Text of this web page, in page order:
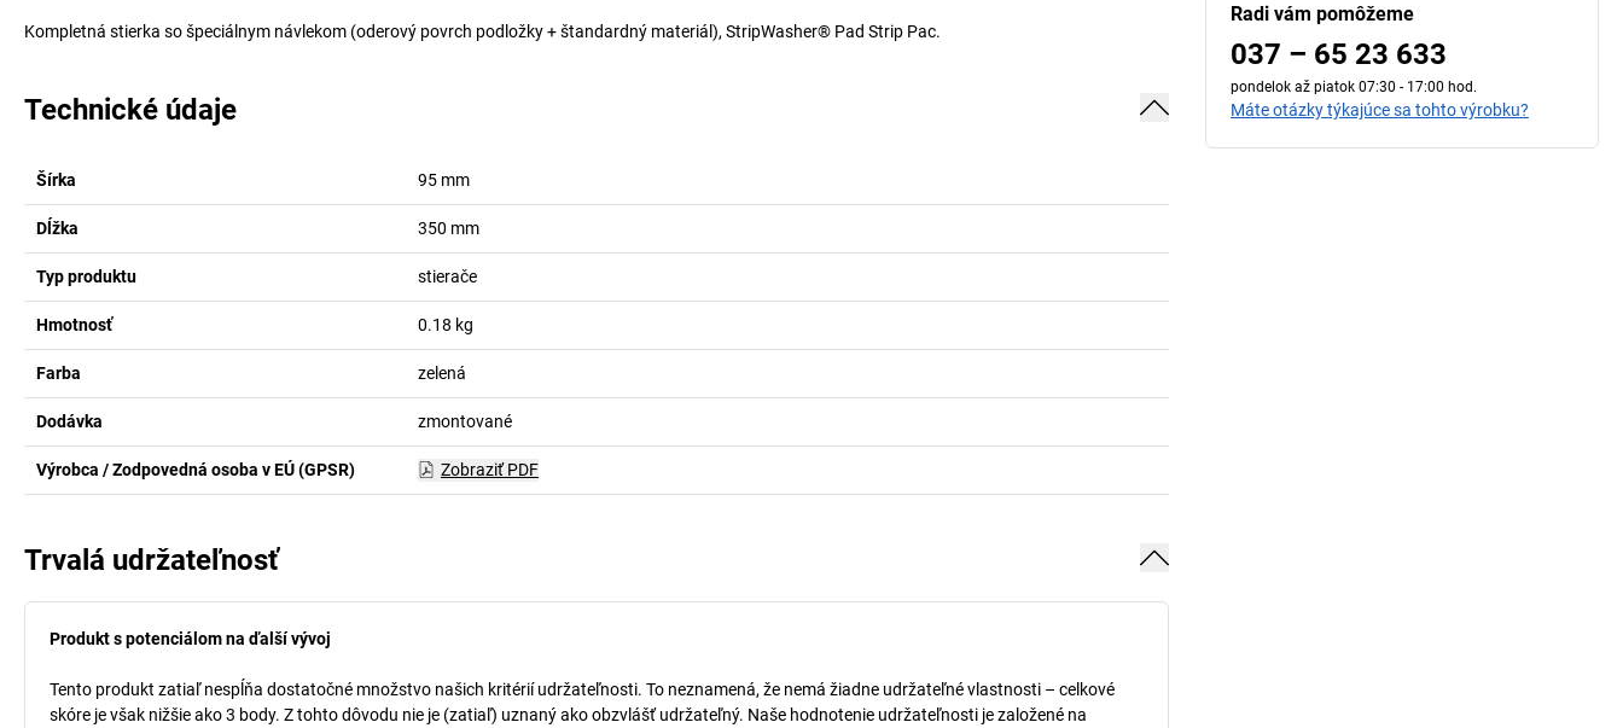
Kompletná stierka so špeciálnym návlekom (oderový povrch podložky + štandardný materiál), StripWasher® Pad Strip Pac.
Technické údaje
Šírka 95 mm
Dĺžka 350 mm
Typ produktu stierače
Hmotnosť 0.18 kg
Farba zelená
Dodávka zmontované
Výrobca / Zodpovedná osoba v EÚ (GPSR) Zobraziť PDF
Trvalá udržateľnosť
Produkt s potenciálom na ďalší vývoj
Tento produkt zatiaľ nespĺňa dostatočné množstvo našich kritérií udržateľnosti. To neznamená, že nemá žiadne udržateľné vlastnosti – celkové
skóre je však nižšie ako 3 body. Z tohto dôvodu nie je (zatiaľ) uznaný ako obzvlášť udržateľný. Naše hodnotenie udržateľnosti je založené na
Radi vám pomôžeme
037 – 65 23 633
pondelok až piatok 07:30 - 17:00 hod.
Máte otázky týkajúce sa tohto výrobku?